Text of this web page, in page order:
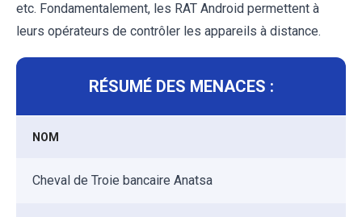
etc. Fondamentalement, les RAT Android permettent à
leurs opérateurs de contrôler les appareils à distance.
RÉSUMÉ DES MENACES :
NOM
Cheval de Troie bancaire Anatsa